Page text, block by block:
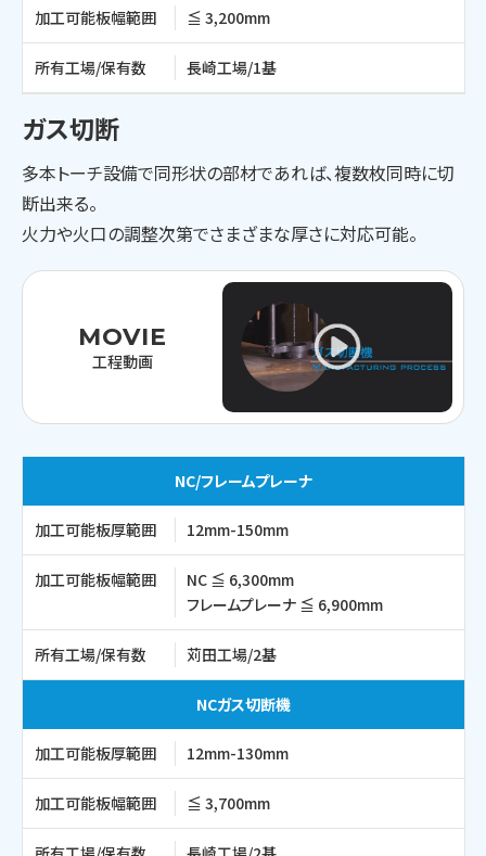
加工可能板幅範囲 ≦ 3,200mm
所有工場/保有数 長崎工場/1基
ガス切断
多本トーチ設備で同形状の部材であれば、複数枚同時に切
断出来る。
火力や火口の調整次第でさまざまな厚さに対応可能。
MOVIE
工程動画
NC/フレームプレーナ
加工可能板厚範囲 12mm-150mm
加工可能板幅範囲
NC ≦ 6,300mm
フレームプレーナ ≦ 6,900mm
所有工場/保有数 苅田工場/2基
NCガス切断機
加工可能板厚範囲 12mm-130mm
加工可能板幅範囲 ≦ 3,700mm